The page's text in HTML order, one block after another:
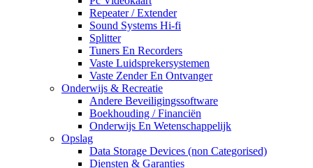
Repeater / Extender
Sound Systems Hi-fi
Splitter
Tuners En Recorders
Vaste Luidsprekersystemen
Vaste Zender En Ontvanger
Onderwijs & Recreatie
Andere Beveiligingssoftware
Boekhouding / Financiën
Onderwijs En Wetenschappelijk
Opslag
Data Storage Devices (non Categorised)
Diensten & Garanties